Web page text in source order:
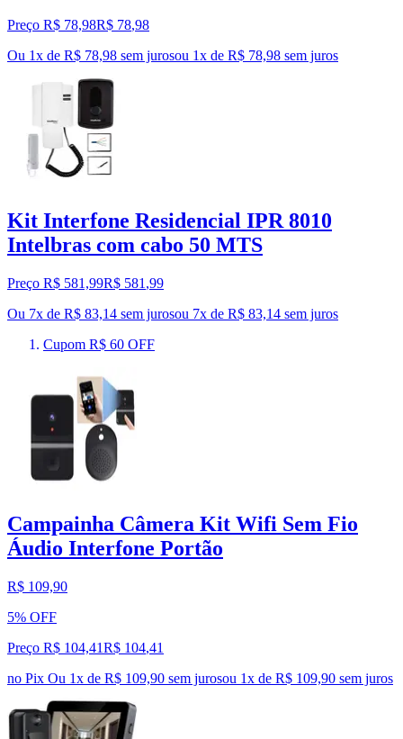
Preço R$ 78,98R$ 78,98
Ou 1x de R$ 78,98 sem jurosou 1x de R$ 78,98 sem juros
Kit Interfone Residencial IPR 8010
Intelbras com cabo 50 MTS
Preço R$ 581,99R$ 581 ,99
Ou 7x de R$ 83,14 sem jurosou 7x de R$ 83,14 sem juros
Cupom R$ 60 OFF
Campainha Câmera Kit Wifi Sem Fio
Áudio Interfone Portão
R$ 109,90
5% OFF
Preço R$ 104,41R$ 104,41
no Pix Ou 1x de R$ 109,90 sem jurosou 1x de R$ 109,90 sem juros